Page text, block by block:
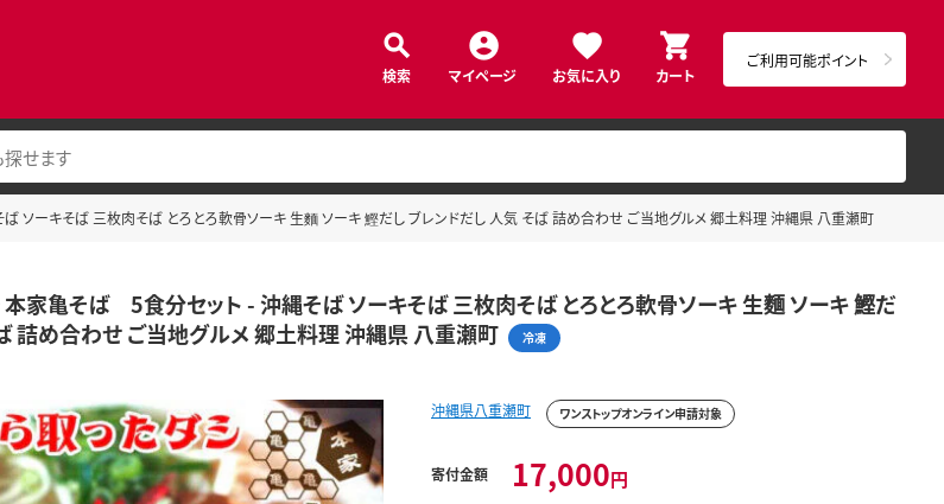
検索 マイページ お気に入り カート
ご利用可能ポイント
ソーキそば 三枚肉そば とろとろ軟骨ソーキ 生麵 ソーキ 鰹だし ブレンドだし 人気 そば 詰め合わせ ご当地グルメ 郷土料理 沖縄県 八重瀬町
家亀そば 5食分セット - 沖縄そば ソーキそば 三枚肉そば とろとろ軟骨ソーキ 生麵 ソーキ 鰹だ
詰め合わせ ご当地グルメ 郷土料理 沖縄県 八重瀬町
冷凍
沖縄県八重瀬町 ワンストップオンライン申請対象
寄付金額 17,000円